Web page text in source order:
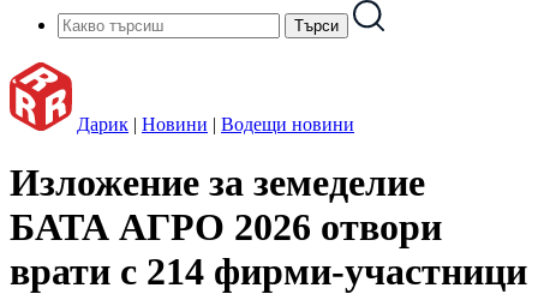
Дарик | Новини | Водещи новини
Изложение за земеделие
БАТА АГРО 2026 отвори
врати с 214 фирми-участници